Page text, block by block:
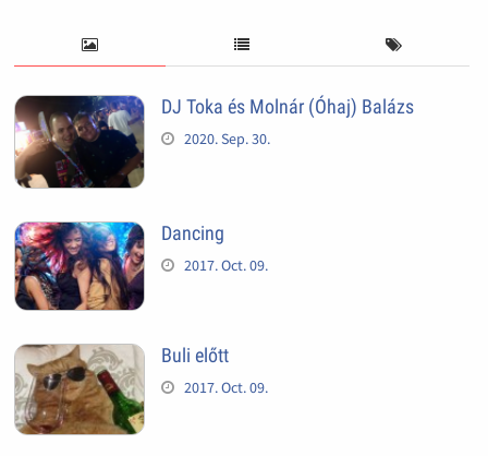
DJ Toka és Molnár (Óhaj) Balázs
2020. Sep. 30.
Dancing
2017. Oct. 09.
Buli előtt
2017. Oct. 09.